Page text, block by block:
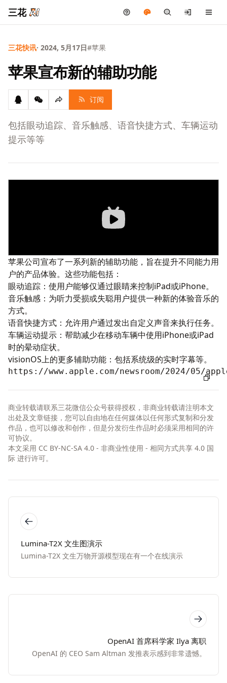
三花
三花快讯· 2024, 5月17日#苹果
苹果宣布新的辅助功能
订阅
包括眼动追踪、音乐触感、语音快捷方式、车辆运动
提示等等
苹果公司宣布了一系列新的辅助功能，旨在提升不同能力用
户的产品体验。这些功能包括：
眼动追踪：使用户能够仅通过眼睛来控制iPad或iPhone。
音乐触感：为听力受损或失聪用户提供一种新的体验音乐的
方式。
语音快捷方式：允许用户通过发出自定义声音来执行任务。
车辆运动提示：帮助减少在移动车辆中使用iPhone或iPad
时的晕动症状。
visionOS上的更多辅助功能：包括系统级的实时字幕等。
https://www.apple.com/newsroom/2024/05/
商业转载请联系三花微信公众号获得授权，非商业转载请注明本文
出处及文章链接，您可以自由地在任何媒体以任何形式复制和分发
作品，也可以修改和创作，但是分发衍生作品时必须采用相同的许
可协议。
本文采用 CC BY-NC-SA 4.0 - 非商业性使用 - 相同方式共享 4.0 国
际 进行许可。
Lumina-T2X 文生图演示
Lumina-T2X 文生万物开源模型现在有一个在线演示
OpenAI 首席科学家 Ilya 离职
OpenAI 的 CEO Sam Altman 发推表示感到非常遗憾。